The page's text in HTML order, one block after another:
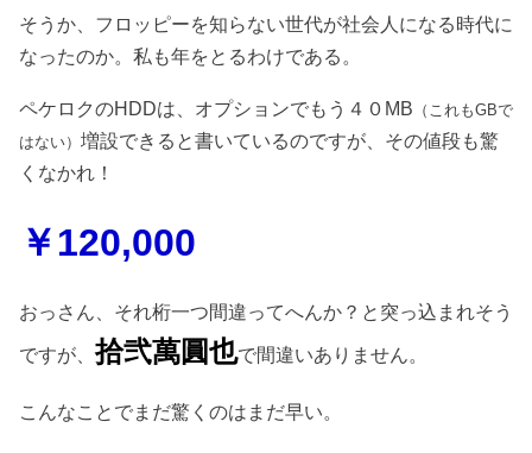
そうか、フロッピーを知らない世代が社会人になる時代に
なったのか。私も年をとるわけである。
ペケロクのHDDは、オプションでもう４０MB （これもGBで
はない） 増設できると書いているのですが、その値段も驚
くなかれ！
￥120,000
おっさん、それ桁一つ間違ってへんか？と突っ込まれそう
ですが、拾弐萬圓也で間違いありません。
こんなことでまだ驚くのはまだ早い。